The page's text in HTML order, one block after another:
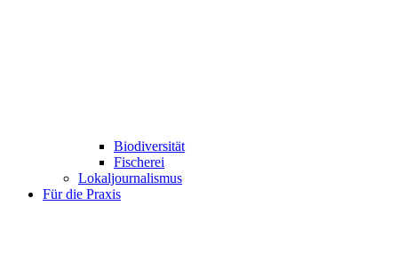
Biodiversität
Fischerei
Lokaljournalismus
Für die Praxis